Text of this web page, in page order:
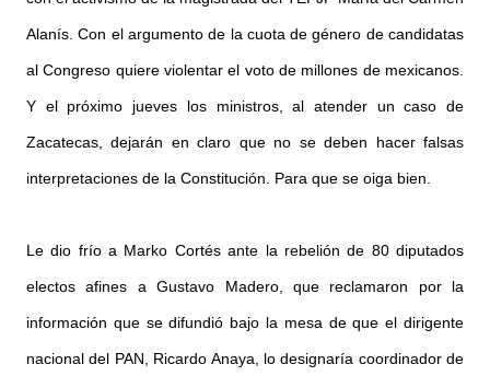
Alanís. Con el argumento de la cuota de género de candidatas
al Congreso quiere violentar el voto de millones de mexicanos.
Y el próximo jueves los ministros, al atender un caso de
Zacatecas, dejarán en claro que no se deben hacer falsas
interpretaciones de la Constitución. Para que se oiga bien.
Le dio frío a Marko Cortés ante la rebelión de 80 diputados
electos afines a Gustavo Madero, que reclamaron por la
información que se difundió bajo la mesa de que el dirigente
nacional del PAN, Ricardo Anaya, lo designaría coordinador de